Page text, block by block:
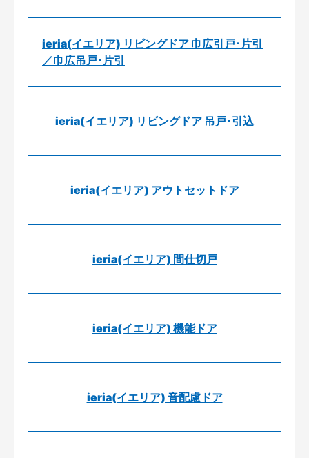
ieria(イエリア) リビングドア 巾広引戸･片引
／巾広吊戸･片引
ieria(イエリア) リビングドア 吊戸･引込
ieria(イエリア) アウトセットドア
ieria(イエリア) 間仕切戸
ieria(イエリア) 機能ドア
ieria(イエリア) 音配慮ドア